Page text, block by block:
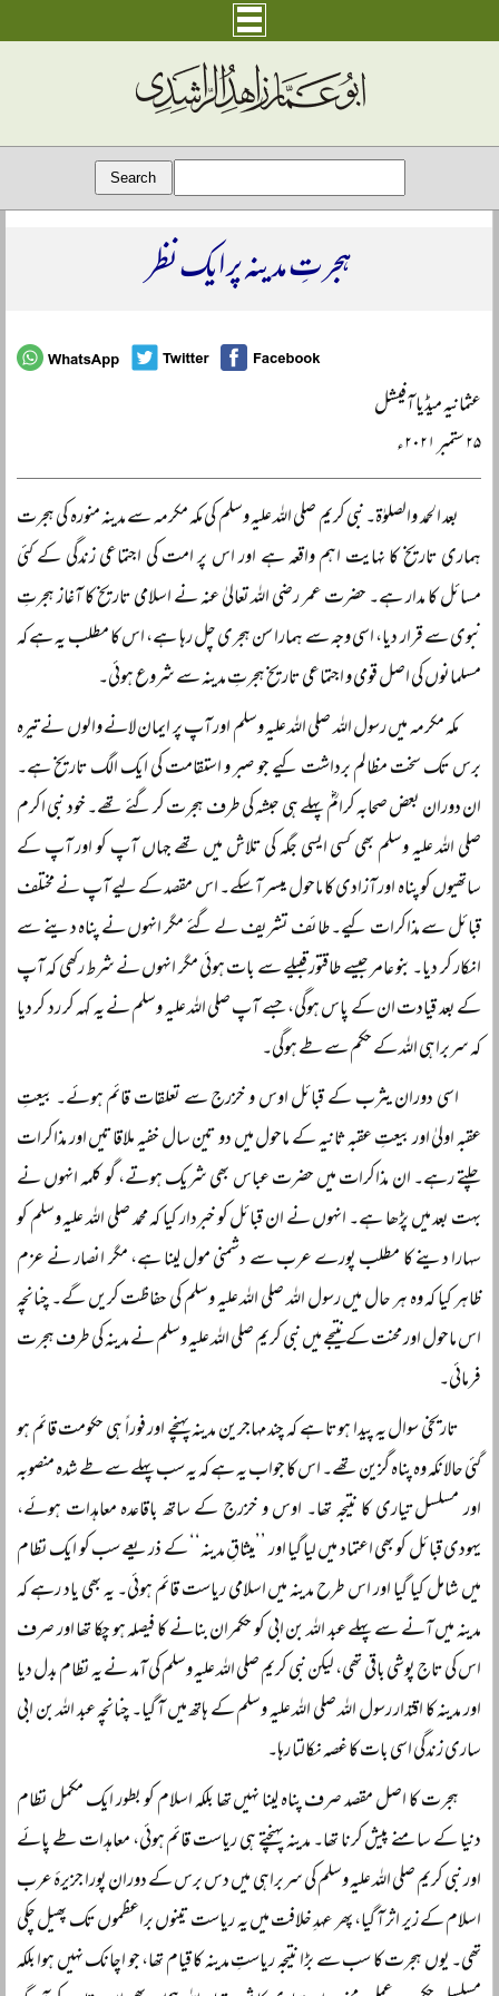
ہجرتِ مدینہ پر ایک نظر
عثمانیہ میڈیا آفیشل
۲۵ ستمبر ۲۰۲۱ء
بعد الحمد والصلوٰۃ۔ نبی کریم صلی اللہ علیہ وسلم کی مکہ مکرمہ سے مدینہ منورہ کی ہجرت
ہماری تاریخ کا نہایت اہم واقعہ ہے اور اس پر امت کی اجتماعی زندگی کے کئی
مسائل کا مدار ہے۔ حضرت عمر رضی اللہ تعالیٰ عنہ نے اسلامی تاریخ کا آغاز ہجرتِ
نبوی سے قرار دیا، اسی وجہ سے ہمارا سن ہجری چل رہا ہے، اس کا مطلب یہ ہے کہ
مسلمانوں کی اصل قومی و اجتماعی تاریخ ہجرتِ مدینہ سے شروع ہوئی۔
مکہ مکرمہ میں رسول اللہ صلی اللہ علیہ وسلم اور آپ پر ایمان لانے والوں نے تیرہ
برس تک سخت مظالم برداشت کیے جو صبر و استقامت کی ایک الگ تاریخ ہے۔
ان دوران بعض صحابہ کرامؓ پہلے ہی حبشہ کی طرف ہجرت کر گئے تھے۔ خود نبی اکرم
صلی اللہ علیہ وسلم بھی کسی ایسی جگہ کی تلاش میں تھے جہاں آپ کو اور آپ کے
ساتھیوں کو پناہ اور آزادی کا ماحول میسر آ سکے۔ اس مقصد کے لیے آپ نے مختلف
قبائل سے مذاکرات کیے۔ طائف تشریف لے گئے مگر انہوں نے پناہ دینے سے
انکار کر دیا۔ بنو عامر جیسے طاقتور قبیلے سے بات ہوئی مگر انہوں نے شرط رکھی کہ آپ
کے بعد قیادت ان کے پاس ہوگی، جسے آپ صلی اللہ علیہ وسلم نے یہ کہہ کر رد کر دیا
کہ سربراہی اللہ کے حکم سے طے ہوگی۔
اسی دوران یثرب کے قبائل اوس و خزرج سے تعلقات قائم ہوئے۔ بیعتِ
عقبہ اولیٰ اور بیعتِ عقبہ ثانیہ کے ماحول میں دو تین سال خفیہ ملاقاتیں اور مذاکرات
چلتے رہے۔ ان مذاکرات میں حضرت عباس بھی شریک ہوتے، گو کلمہ انہوں نے
بہت بعد میں پڑھا ہے۔ انہوں نے ان قبائل کو خبردار کیا کہ محمد صلی اللہ علیہ وسلم کو
سہارا دینے کا مطلب پورے عرب سے دشمنی مول لینا ہے، مگر انصار نے عزم
ظاہر کیا کہ وہ ہر حال میں رسول اللہ صلی اللہ علیہ وسلم کی حفاظت کریں گے۔ چنانچہ
اس ماحول اور محنت کے نتیجے میں نبی کریم صلی اللہ علیہ وسلم نے مدینہ کی طرف ہجرت
فرمائی۔
تاریخی سوال یہ پیدا ہوتا ہے کہ چند مہاجرین مدینہ پہنچے اور فوراً ہی حکومت قائم ہو
گئی حالانکہ وہ پناہ گزین تھے۔ اس کا جواب یہ ہے کہ یہ سب پہلے سے طے شدہ منصوبہ
اور مسلسل تیاری کا نتیجہ تھا۔ اوس و خزرج کے ساتھ باقاعدہ معاہدات ہوئے،
یہودی قبائل کو بھی اعتماد میں لیا گیا اور ’’میثاقِ مدینہ‘‘ کے ذریعے سب کو ایک نظام
میں شامل کیا گیا اور اس طرح مدینہ میں اسلامی ریاست قائم ہوئی۔ یہ بھی یاد رہے کہ
مدینہ میں آنے سے پہلے عبد اللہ بن ابی کو حکمران بنانے کا فیصلہ ہو چکا تھا اور صرف
اس کی تاج پوشی باقی تھی، لیکن نبی کریم صلی اللہ علیہ وسلم کی آمد نے یہ نظام بدل دیا
اور مدینہ کا اقتدار رسول اللہ صلی اللہ علیہ وسلم کے ہاتھ میں آ گیا۔ چنانچہ عبد اللہ بن ابی
ساری زندگی اسی بات کا غصہ نکالتا رہا۔
ہجرت کا اصل مقصد صرف پناہ لینا نہیں تھا بلکہ اسلام کو بطور ایک مکمل نظام
دنیا کے سامنے پیش کرنا تھا۔ مدینہ پہنچتے ہی ریاست قائم ہوئی، معاہدات طے پائے
اور نبی کریم صلی اللہ علیہ وسلم کی سربراہی میں دس برس کے دوران پورا جزیرۂ عرب
اسلام کے زیر اثر آ گیا، پھر عہدِ خلافت میں یہ ریاست تینوں براعظموں تک پھیل چکی
تھی۔ یوں ہجرت کا سب سے بڑا نتیجہ ریاستِ مدینہ کا قیام تھا، جو اچانک نہیں ہوا بلکہ